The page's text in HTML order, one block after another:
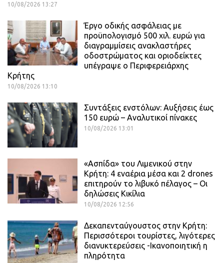
10/08/2026 13:27
Έργο οδικής ασφάλειας με
προϋπολογισμό 500 χιλ. ευρώ για
διαγραμμίσεις ανακλαστήρες
οδοστρώματος και οριοδείκτες
υπέγραψε ο Περιφερειάρχης
Κρήτης
10/08/2026 13:10
Συντάξεις ενστόλων: Αυξήσεις έως
150 ευρώ – Αναλυτικοί πίνακες
10/08/2026 13:01
«Ασπίδα» του Λιμενικού στην
Κρήτη: 4 εναέρια μέσα και 2 drones
επιτηρούν το λιβυκό πέλαγος – Οι
δηλώσεις Κικίλια
10/08/2026 12:56
Δεκαπενταύγουστος στην Κρήτη:
Περισσότεροι τουρίστες, λιγότερες
διανυκτερεύσεις -Ικανοποιητική η
πληρότητα